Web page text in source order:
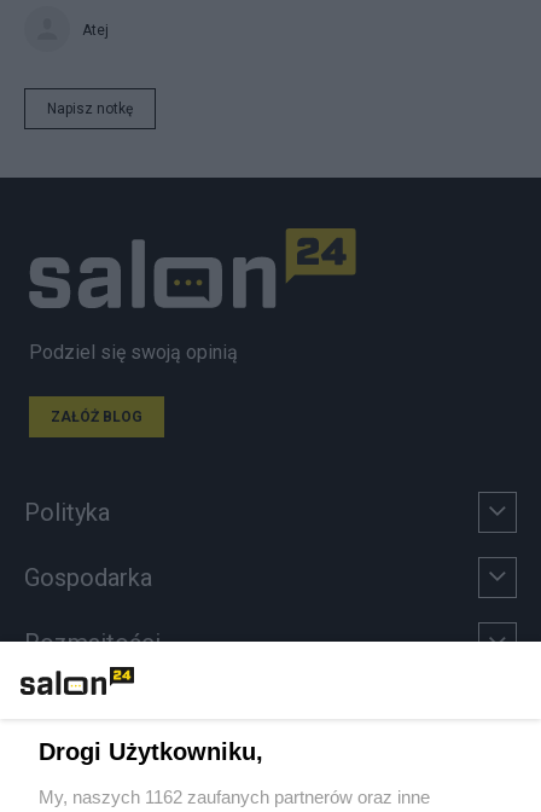
Atej
Napisz notkę
Podziel się swoją opinią
ZAŁÓŻ BLOG
Polityka
Gospodarka
Rozmaitości
Sport
Drogi Użytkowniku,
My, naszych 1162 zaufanych partnerów oraz inne